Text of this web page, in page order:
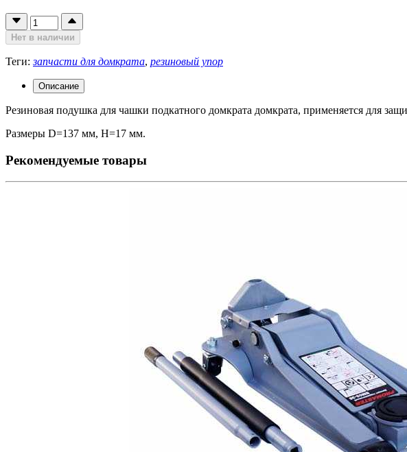
Нет в наличии
Теги:запчасти для домкрата, резиновый упор
Описание
Резиновая подушка для чашки подкатного домкрата домкрата, применяется для
Размеры D=137 мм, H=17 мм.
Рекомендуемые товары